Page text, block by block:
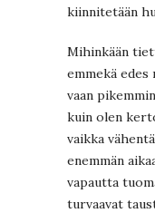
kiinnitetään
Mihinkään
emmekä edes
vaan
kuin olen
vaikka
enemmän
vapautta
turvaavat